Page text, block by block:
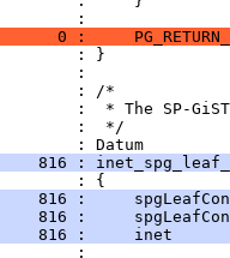
:
0 :
: }
:
: /*
:  * The SP-
:  */
: Datum
816 :
: {
816 :
816 :
816 :     inet
: